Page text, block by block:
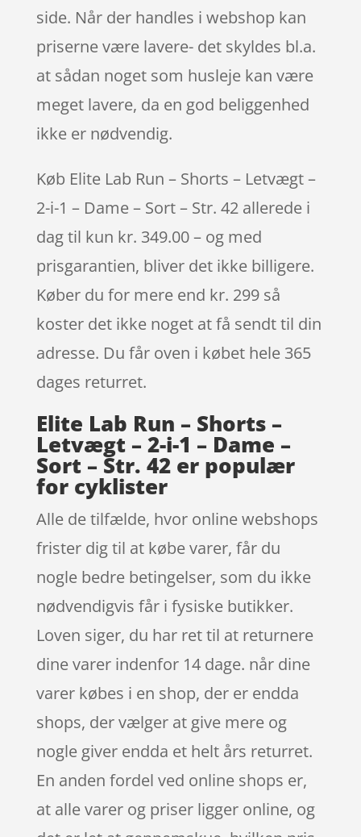
side. Når der handles i webshop kan
priserne være lavere- det skyldes bl.a.
at sådan noget som husleje kan være
meget lavere, da en god beliggenhed
ikke er nødvendig.
Køb Elite Lab Run – Shorts – Letvægt –
2-i-1 – Dame – Sort – Str. 42 allerede i
dag til kun kr. 349.00 – og med
prisgarantien, bliver det ikke billigere.
Køber du for mere end kr. 299 så
koster det ikke noget at få sendt til din
adresse. Du får oven i købet hele 365
dages returret.
Elite Lab Run – Shorts –
Letvægt – 2-i-1 – Dame –
Sort – Str. 42 er populær
for cyklister
Alle de tilfælde, hvor online webshops
frister dig til at købe varer, får du
nogle bedre betingelser, som du ikke
nødvendigvis får i fysiske butikker.
Loven siger, du har ret til at returnere
dine varer indenfor 14 dage. når dine
varer købes i en shop, der er endda
shops, der vælger at give mere og
nogle giver endda et helt års returret.
En anden fordel ved online shops er,
at alle varer og priser ligger online, og